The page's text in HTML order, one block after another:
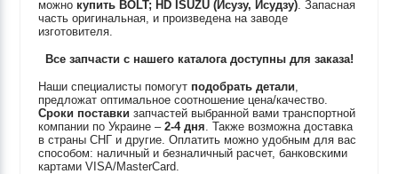
можно купить BOLT; HD ISUZU (Исузу, Исудзу). Запасная
часть оригинальная, и произведена на заводе
изготовителя.
Все запчасти с нашего каталога доступны для заказа!
Наши специалисты помогут подобрать детали,
предложат оптимальное соотношение цена/качество.
Сроки поставки запчастей выбранной вами транспортной
компании по Украине –2-4 дня. Также возможна доставка
в страны СНГ и другие. Оплатить можно удобным для вас
способом: наличный и безналичный расчет, банковскими
картами VISA/MasterCard.